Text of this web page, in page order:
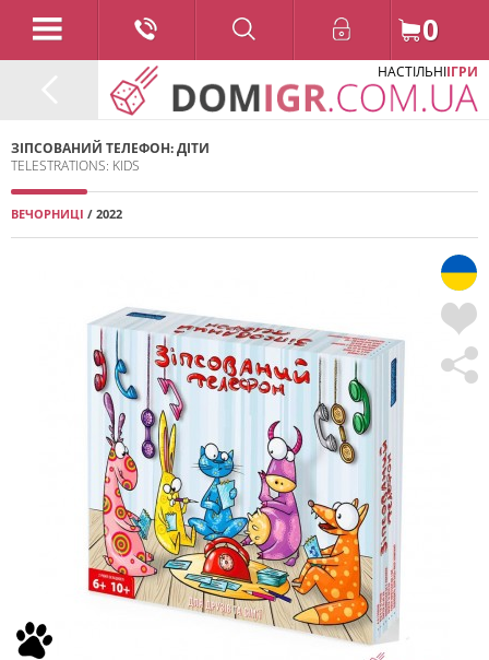
0
НАСТІЛЬНІІГРИ
ЗІПСОВАНИЙ ТЕЛЕФОН: ДІТИ
TELESTRATIONS: KIDS
ВЕЧОРНИЦІ / 2022